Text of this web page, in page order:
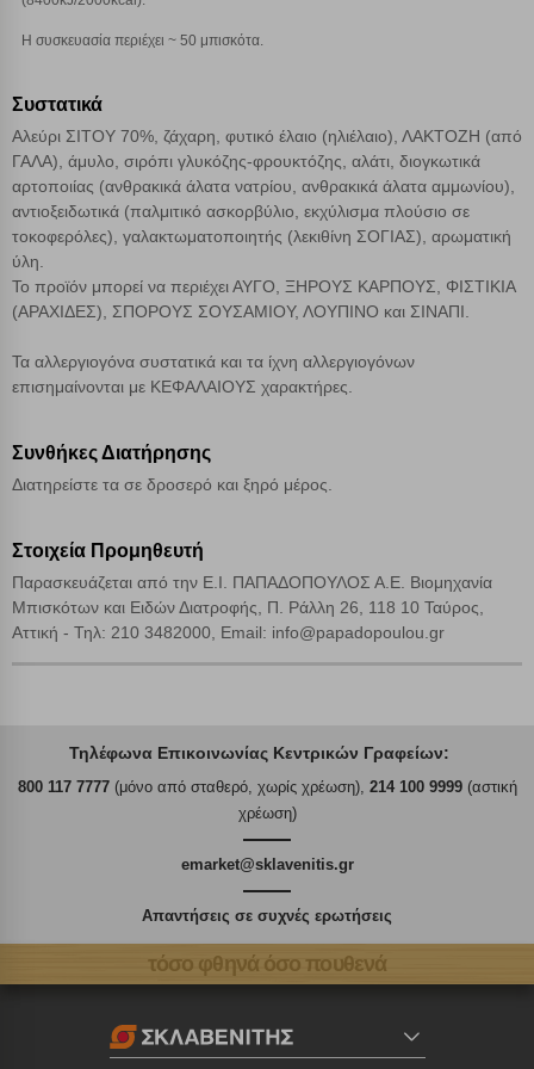
Η συσκευασία περιέχει ~ 50 μπισκότα.
Συστατικά
Αλεύρι ΣΙΤΟΥ 70%, ζάχαρη, φυτικό έλαιο (ηλιέλαιο), ΛΑΚΤΟΖΗ (από
ΓΑΛΑ), άμυλο, σιρόπι γλυκόζης-φρουκτόζης, αλάτι, διογκωτικά
αρτοποιίας (ανθρακικά άλατα νατρίου, ανθρακικά άλατα αμμωνίου),
αντιοξειδωτικά (παλμιτικό ασκορβύλιο, εκχύλισμα πλούσιο σε
τοκοφερόλες), γαλακτωματοποιητής (λεκιθίνη ΣΟΓΙΑΣ), αρωματική
ύλη.
Το προϊόν μπορεί να περιέχει ΑΥΓΟ, ΞΗΡΟΥΣ ΚΑΡΠΟΥΣ, ΦΙΣΤΙΚΙΑ
(ΑΡΑΧΙΔΕΣ), ΣΠΟΡΟΥΣ ΣΟΥΣΑΜΙΟΥ, ΛΟΥΠΙΝΟ και ΣΙΝΑΠΙ.
Τα αλλεργιογόνα συστατικά και τα ίχνη αλλεργιογόνων
επισημαίνονται με ΚΕΦΑΛΑΙΟΥΣ χαρακτήρες.
Συνθήκες Διατήρησης
Διατηρείστε τα σε δροσερό και ξηρό μέρος.
Στοιχεία Προμηθευτή
Παρασκευάζεται από την Ε.Ι. ΠΑΠΑΔΟΠΟΥΛΟΣ Α.Ε. Βιομηχανία
Μπισκότων και Ειδών Διατροφής, Π. Ράλλη 26, 118 10 Ταύρος,
Αττική - Τηλ: 210 3482000, Email: info@papadopoulou.gr
Τηλέφωνα Επικοινωνίας Κεντρικών Γραφείων:
800 117 7777(μόνο από σταθερό, χωρίς χρέωση), 214 100 9999(αστική
χρέωση)
emarket@sklavenitis.gr
Απαντήσεις σε συχνές ερωτήσεις
τόσο φθηνά όσο πουθενά
Αποθήκευση ρυθμίσεων
Αποδοχή όλων